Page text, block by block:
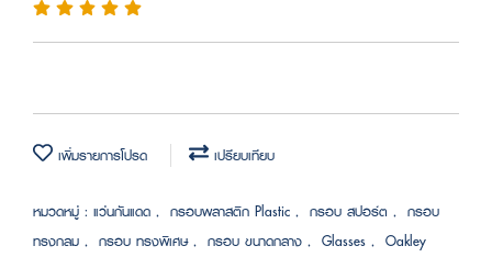
เพิ่มรายการโปรด เปรียบเทียบ
หมวดหมู่ : แว่นกันแดด , กรอบพลาสติก Plastic , กรอบ สปอร์ต , กรอบ
ทรงกลม , กรอบ ทรงพิเศษ, กรอบ ขนาดกลาง , Glasses , Oakley